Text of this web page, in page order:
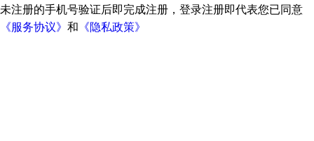
未注册的手机号验证后即完成注册，登录注册即代表您已同意
《服务协议》 和 《隐私政策》